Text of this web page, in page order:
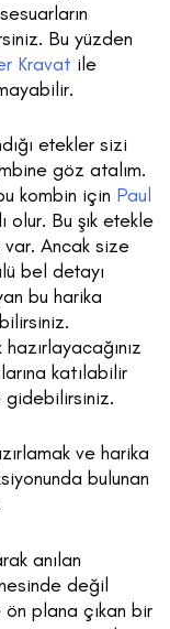
Bu yüzden
Kravat ile
etekler sizi
göz atalım.
kombin için Paul
Bu şık etekle
Ancak size
bel detayı
bu harika
katılabilir
ve harika
bulunan
anılan
değil
plana çıkan bir